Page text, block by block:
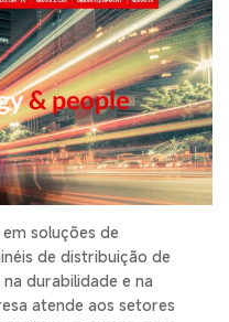
soluções de
de distribuição de
durabilidade e na
atende aos setores